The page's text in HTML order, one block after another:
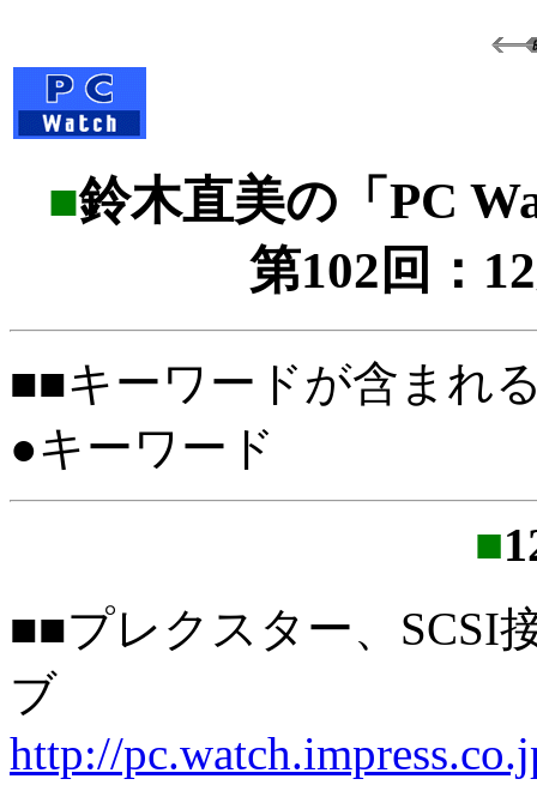
■鈴木直美の「PC
第102回：
■■キーワードが含まれ
●キーワード
■
■■プレクスター、SCSI
ブ
http://